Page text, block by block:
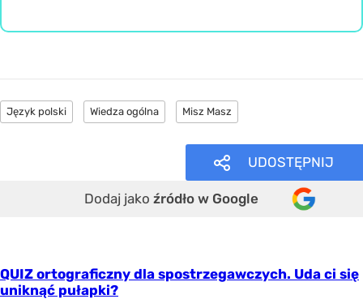
Język polski Wiedza ogólna Misz Masz
UDOSTĘPNIJ
Dodaj jako źródło w Google
QUIZ ortograficzny dla spostrzegawczych. Uda ci się
uniknąć pułapki?